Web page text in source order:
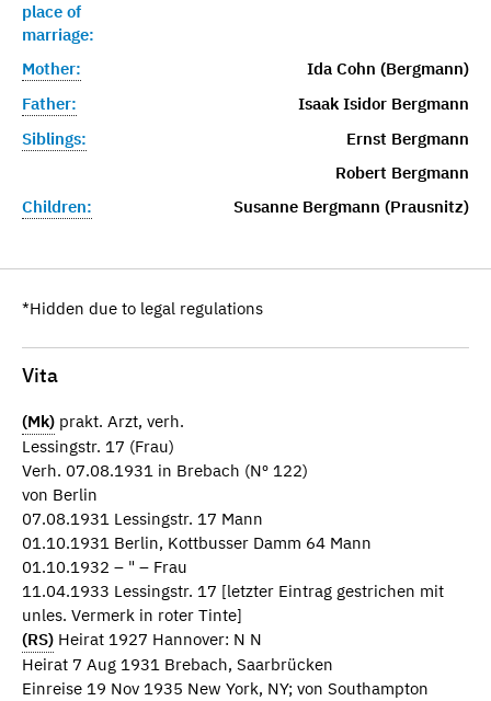
place of
marriage:
Mother:
Ida Cohn (Bergmann)
Father:
Isaak Isidor Bergmann
Siblings:
Ernst Bergmann
Robert Bergmann
Children:
Susanne Bergmann (Prausnitz)
*Hidden due to legal regulations
Vita
(Mk) prakt. Arzt, verh.
Lessingstr. 17 (Frau)
Verh. 07.08.1931 in Brebach (Nº 122)
von Berlin
07.08.1931 Lessingstr. 17 Mann
01.10.1931 Berlin, Kottbusser Damm 64 Mann
01.10.1932 – " – Frau
11.04.1933 Lessingstr. 17 [letzter Eintrag gestrichen mit
unles. Vermerk in roter Tinte]
(RS) Heirat 1927 Hannover: N N
Heirat 7 Aug 1931 Brebach, Saarbrücken
Einreise 19 Nov 1935 New York, NY; von Southampton